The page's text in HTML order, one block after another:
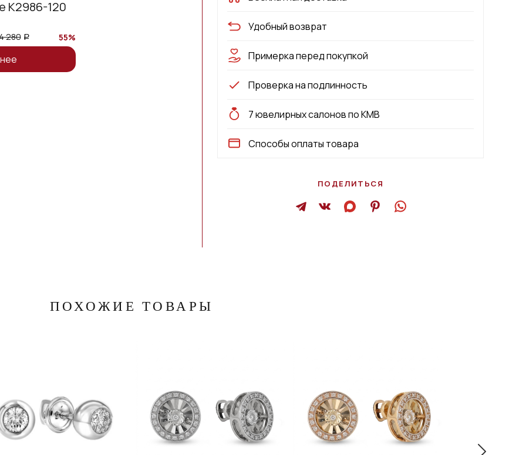
К2986-120
280 a 55%
Удобный возврат
Примерка перед покупкой
Проверка на подлинность
7 ювелирных салонов по КМВ
Способы оплаты товара
ПОДЕЛИТЬСЯ
ПОХОЖИЕ ТОВАРЫ